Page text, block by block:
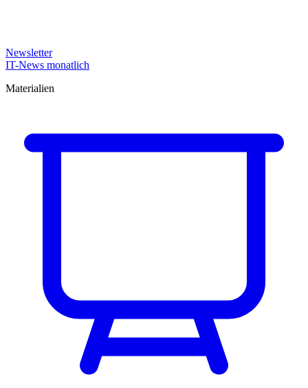
Newsletter
IT-News monatlich
Materialien